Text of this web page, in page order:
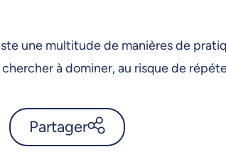
une multitude de manières de
à dominer, au risque de
Partager